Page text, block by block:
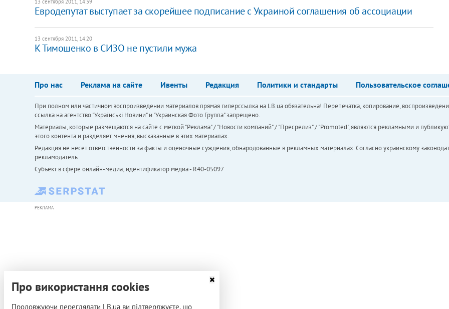
Евродепутат выступает за скорейшее подписание с Украиной соглашения об ассоциации
13 сентября 2011, 14:20
К Тимошенко в СИЗО не пустили мужа
Про нас Реклама на сайте Ивенты Редакция Политики и стандарты Пользовательское
При полном или частичном воспроизведении материалов прямая гиперссылка на LB.ua обязательна! Перепечатка, копирование,
ссылка на агентство "Українськi Новини" и "Украинская Фото Группа" запрещено.
Материалы, которые размещаются на сайте с меткой "Реклама" / "Новости компаний" / "Пресрелиз" / "Promoted", являются рекламными и
этого контента и разделяет мнения, высказанные в этих материалах.
Редакция не несет ответственности за факты и оценочные суждения, обнародованные в рекламных материалах. Согласно украинскому
рекламодатель.
Субъект в сфере онлайн-медиа; идентификатор медиа - R40-05097
РЕКЛАМА
Про використання cookies
Продовжуючи переглядати LB.ua ви підтверджуєте, що